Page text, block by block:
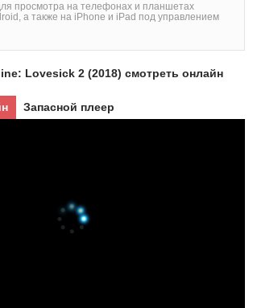
просмотра на телефонах и планшетах
а также на iPhone и iPad под управлением
Lovesick 2 (2018) смотреть онлайн
Запасной плеер